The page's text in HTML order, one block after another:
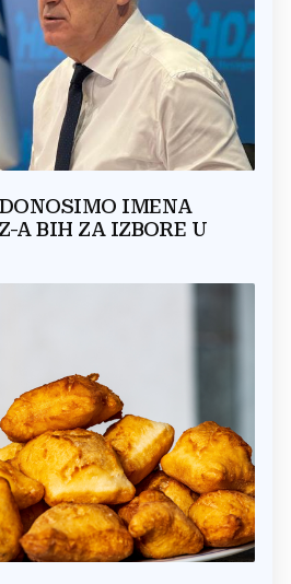
IMENA
A BIH ZA IZBORE U